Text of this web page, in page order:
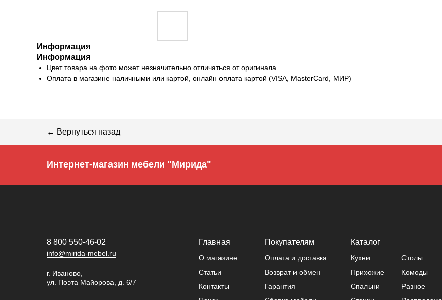
Информация
Информация
Цвет товара на фото может незначительно отличаться от оригинала
Оплата в магазине наличными или картой, онлайн оплата картой (VISA, MasterCard, МИР)
← Вернуться назад
Интернет-магазин мебели "Мирида"
Главная
info@mirida-mebel.ru
г. Иваново,
ул. Поэта Майорова, д. 6/7
О магазине
8 800 550-46-02
Статьи
Контакты
Покупателям
Оплата и доставка
Возврат и обмен
Гарантия
Каталог
Кухни
Прихожие
Спальни
Столы
Комоды
Разное